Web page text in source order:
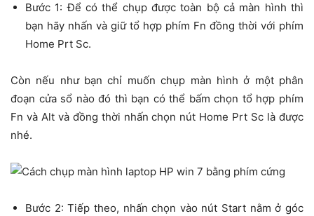
Bước 1: Để có thể chụp được toàn bộ cả màn hình thì
bạn hãy nhấn và giữ tổ hợp phím Fn đồng thời với phím
Home Prt Sc.
Còn nếu như bạn chỉ muốn chụp màn hình ở một phân
đoạn cửa sổ nào đó thì bạn có thể bấm chọn tổ hợp phím
Fn và Alt và đồng thời nhấn chọn nút Home Prt Sc là được
nhé.
Bước 2: Tiếp theo, nhấn chọn vào nút Start nằm ở góc